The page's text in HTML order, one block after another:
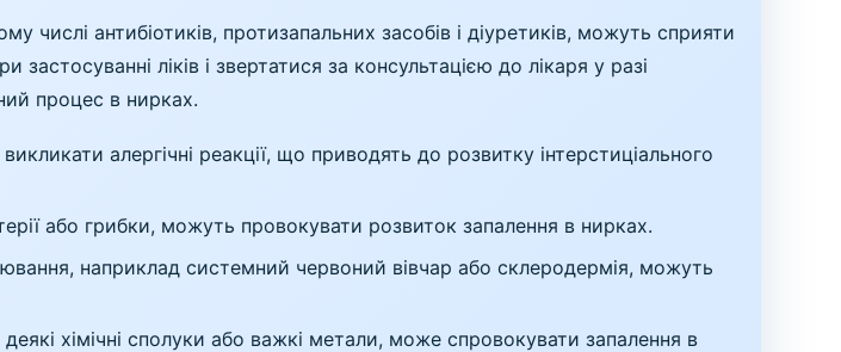
числі антибіотиків, протизапальних засобів і діуретиків, можуть сприяти
ліків і звертатися за консультацією до лікаря у разі
процес в нирках.
алергічні реакції, що приводять до розвитку інтерстиціального
або грибки, можуть провокувати розвиток запалення в нирках.
наприклад системний червоний вівчар або склеродермія, можуть
хімічні сполуки або важкі метали, може спровокувати запалення в